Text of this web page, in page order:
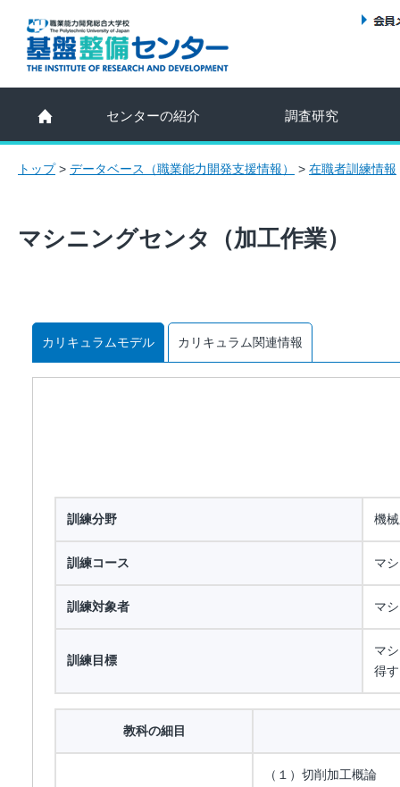
センターの紹介 調査研究
トップ> データベース（職業能力開発支援情報） > 在職者訓練情報
マシニングセンタ（加工作業）
カリキュラムモデル カリキュラム関連情報
訓練分野 機
訓練コース マ
訓練対象者 マ
訓練目標
マ
得
教科の細目
（１）切削加工概論